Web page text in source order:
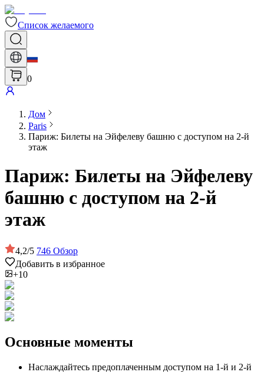
Список желаемого
0
Дом
Paris
Париж: Билеты на Эйфелеву башню с доступом на 2-й
этаж
Париж: Билеты на Эйфелеву
башню с доступом на 2-й
этаж
4,2/5 746 Обзор
Добавить в избранное
+10
Основные моменты
Наслаждайтесь предоплаченным доступом на 1-й и 2-й